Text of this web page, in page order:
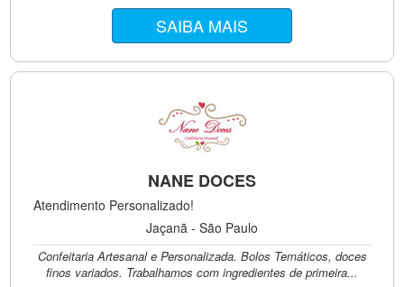
SAIBA MAIS
NANE DOCES
Atendimento Personalizado!
Jaçanã - São Paulo
Confeitaria Artesanal e Personalizada. Bolos Temáticos, doces
finos variados. Trabalhamos com ingredientes de primeira...